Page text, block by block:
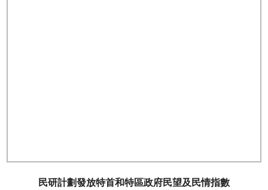
民研計劃發放特首和特區政府民望及民情指數